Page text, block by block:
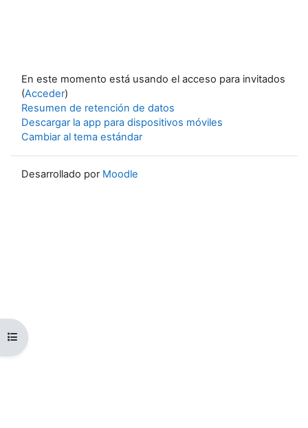
Abrir índice del curso
En este momento está usando el acceso para invitados
(Acceder)
Resumen de retención de datos
Descargar la app para dispositivos móviles
Cambiar al tema estándar
Desarrollado por Moodle